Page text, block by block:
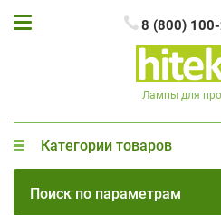
8 (800)
Лампы для
Категории товаров
Поиск по параметрам